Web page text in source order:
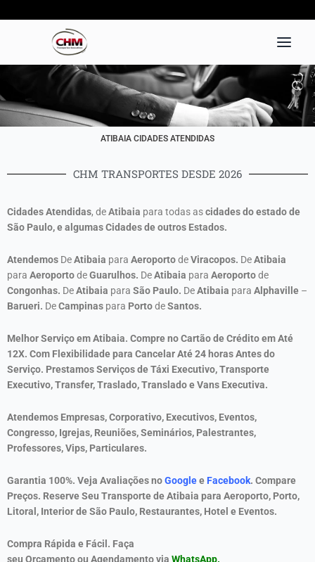
para
ATIBAIA CIDADES ATENDIDAS
CHM TRANSPORTES DESDE 2026
Cidades Atendidas, deAtibaia para todas ascidades do estado de
São Paulo, e algumas Cidades de outros Estados.
Atendemos DeAtibaia para AeroportodeViracopos. DeAtibaia
para AeroportodeGuarulhos. DeAtibaia para Aeroportode
Congonhas. DeAtibaia para São Paulo. DeAtibaia para Alphaville –
Barueri. DeCampinas para PortodeSantos.
MelhorServiçoem Atibaia. Compre no Cartão de Crédito em Até
12X. Com Flexibilidade para Cancelar Até 24 horas Antes do
Serviço. Prestamos Serviços de Táxi Executivo, Transporte
Executivo, Transfer, Traslado, Translado e Vans Executiva.
Atendemos Empresas, Corporativo, Executivos, Eventos,
Congresso, Igrejas, Reuniões, Seminários, Palestrantes,
Professores, Vips, Particulares.
Garantia 100%. Veja Avaliações noGooglee Facebook. Compare
Preços. Reserve Seu Transporte deAtibaia para Aeroporto, Porto,
Litoral, Interior de São Paulo, Restaurantes, Hotel e Eventos.
Compra Rápida e Fácil. Faça
seu Orçamento ou Agendamento via WhatsApp.